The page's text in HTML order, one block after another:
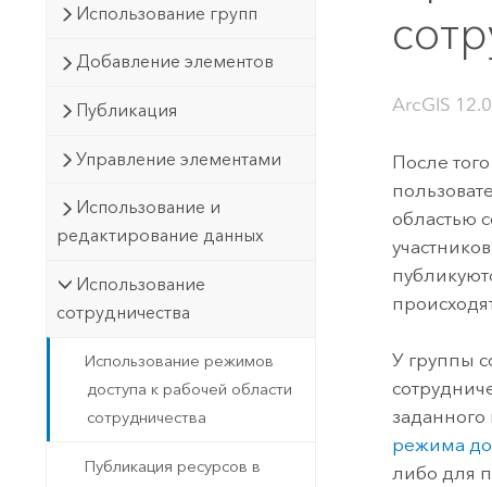
Фундаментальная система для
Создание картографических
Природные ресурсы
Использование групп
Добавление элементов
Публикация
Управление элементами
Использование и
редактирование данных
Использование
сотрудничества
Использование режимов
доступа к рабочей области
сотрудничества
Публикация ресурсов в
ArcGIS 12.0
После
областью
У группы
заданного
режима
либо для